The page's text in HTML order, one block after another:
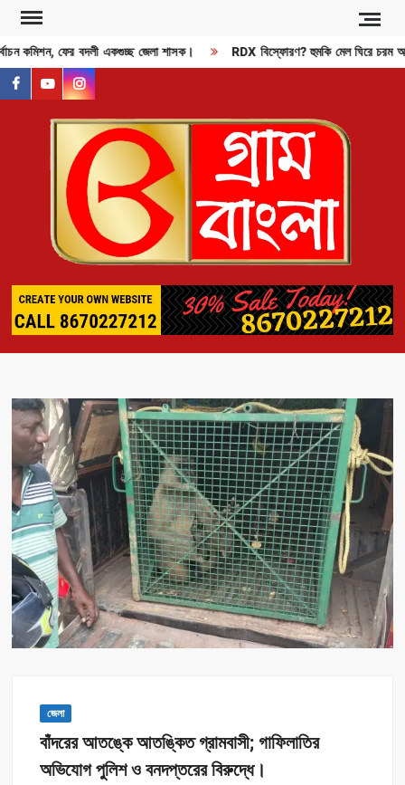
Skip
contentকমিশন, ফের বদলী একগুচ্ছ জেলা শাসক। RDX বিস্ফোরণ? হুমকি মেল ঘিরে চরম
facebook
youtubeinstagram
জেলা
বাঁদরের আতঙ্কে আতঙ্কিত গ্রামবাসী; গাফিলাতির
অভিযোগ পুলিশ ও বনদপ্তরের বিরুদ্ধে।